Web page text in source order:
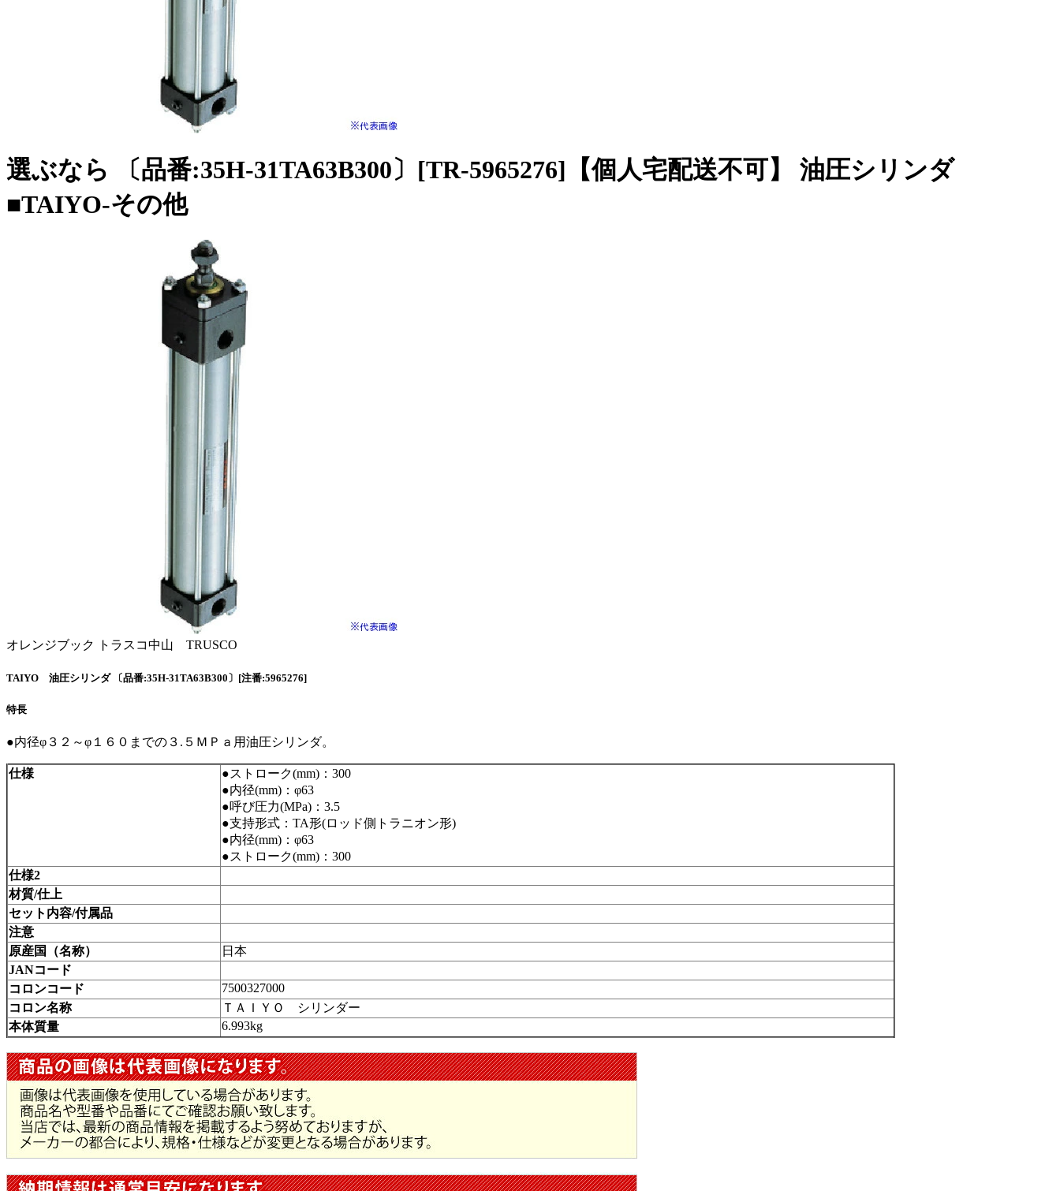
選ぶなら 〔品番:35H-31TA63B300〕[TR-5965276]【個人宅配送不可】 油圧シリンダ
■TAIYO-その他
オレンジブック トラスコ中山 TRUSCO
TAIYO 油圧シリンダ 〔品番:35H-31TA63B300〕[注番:5965276]
特長
●内径φ３２～φ１６０までの３.５ＭＰａ用油圧シリンダ。
仕様
●ストローク(mm)：300
●内径(mm)：φ63
●呼び圧力(MPa)：3.5
●支持形式：TA形(ロッド側トラニオン形)
●内径(mm)：φ63
●ストローク(mm)：300
仕様2
材質/仕上
セット内容/付属品
注意
原産国（名称）
日本
JANコード
コロンコード
7500327000
コロン名称
ＴＡＩＹＯ シリンダー
本体質量
6.993kg